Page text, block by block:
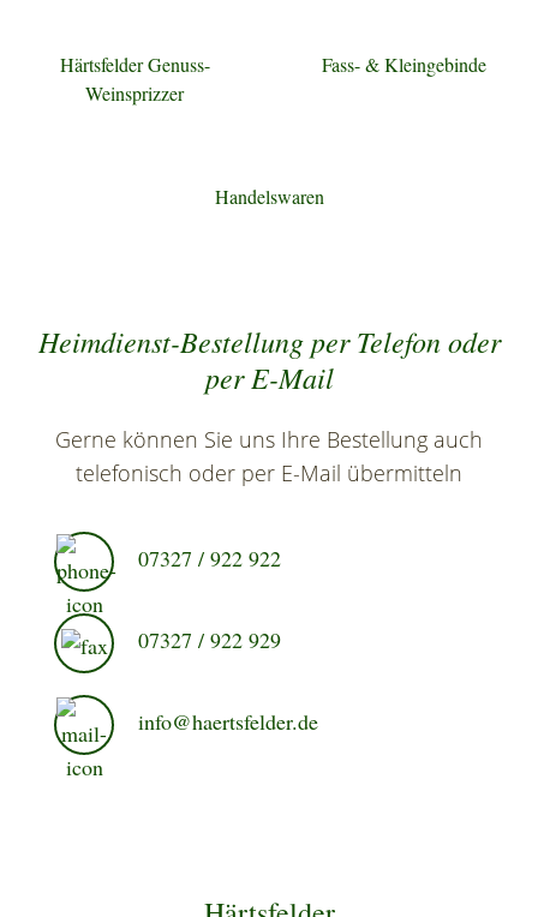
Härtsfelder Genuss-
Weinsprizzer
Fass- & Kleingebinde
Handelswaren
Heimdienst-Bestellung per Telefon oder
per E-Mail
Gerne können Sie uns Ihre Bestellung auch
telefonisch oder per E-Mail übermitteln
07327 / 922 922
07327 / 922 929
info@haertsfelder.de